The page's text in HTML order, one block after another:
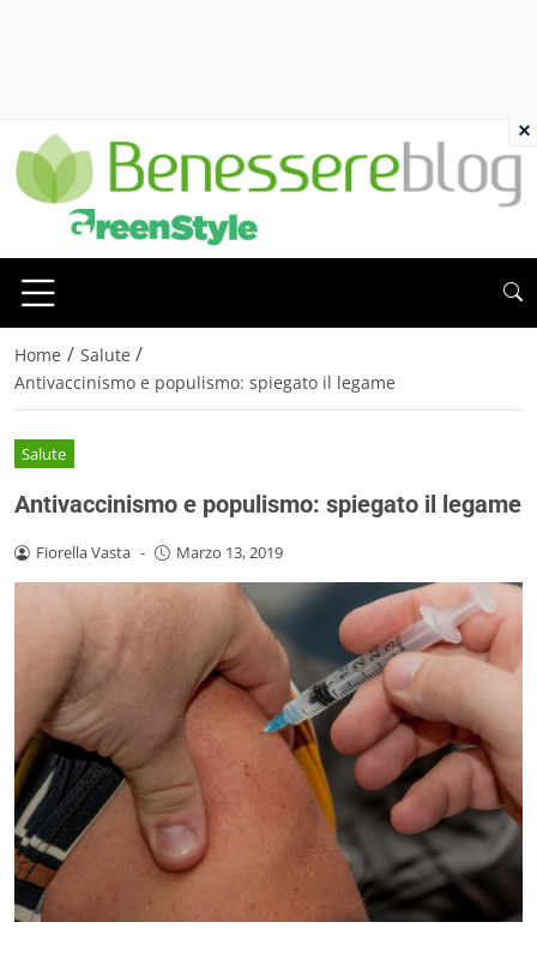
Home / Salute /
Antivaccinismo e populismo: spiegato il legame
Salute
Antivaccinismo e populismo: spiegato il legame
Fiorella Vasta - Marzo 13, 2019
×